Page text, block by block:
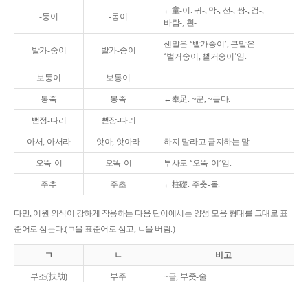
-둥이 -동이
←童-이. 귀-, 막-, 선-, 쌍-, 검-,
바람-, 흰-.
발가-숭이 발가-송이
센말은 ‘빨가숭이’, 큰말은
‘벌거숭이, 뻘거숭이’임.
보퉁이 보통이
봉죽 봉족 ←奉足. ~꾼, ~들다.
뻗정-다리 뻗장-다리
아서, 아서라 앗아, 앗아라 하지 말라고 금지하는 말.
오뚝-이 오똑-이 부사도 ‘오뚝-이’임.
주추 주초 ←柱礎. 주춧-돌.
다만, 어원 의식이 강하게 작용하는 다음 단어에서는 양성 모음 형태를 그대로 표
준어로 삼는다.(ㄱ을 표준어로 삼고, ㄴ을 버림.)
ㄱ ㄴ 비고
부조(扶助) 부주 ~금, 부좃-술.